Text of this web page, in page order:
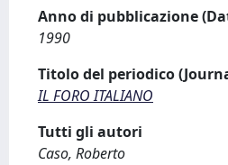
Anno di pubblicazione
1990
Titolo del periodico
IL FORO ITALIANO
Tutti gli autori
Caso, Roberto